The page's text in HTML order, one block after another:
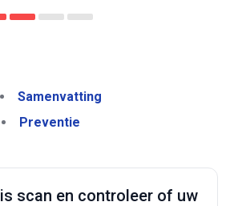
Samenvatting
Preventie
scan en controleer of uw